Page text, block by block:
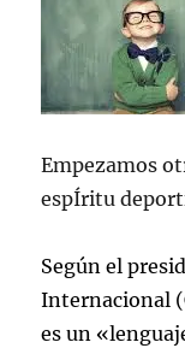
Empezamos
espÍritu
Según el
Internacional
es un